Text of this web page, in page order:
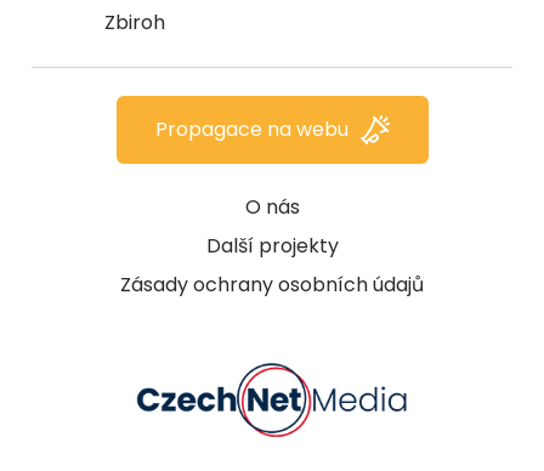
Zbiroh
O nás
Další projekty
Zásady ochrany osobních údajů
Propagace na webu